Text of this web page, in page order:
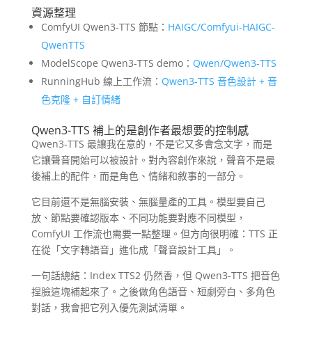
資源整理
ComfyUI Qwen3-TTS 節點： HAIGC/Comfyui-HAIGC-
QwenTTS
ModelScope Qwen3-TTS demo： Qwen/Qwen3-TTS
RunningHub 線上工作流： Qwen3-TTS 音色設計 + 音
色克隆 + 自訂情緒
Qwen3-TTS 補上的是創作者最想要的控制感
Qwen3-TTS 最讓我在意的，不是它又多會念文字，而是
它讓聲音開始可以被設計。對內容創作來說，聲音不是最
後補上的配件，而是角色、情緒和敘事的一部分。
它目前還不是無腦安裝、無腦量產的工具。模型要自己
放、節點要確認版本、不同功能要對應不同模型，
ComfyUI 工作流也需要一點整理。但方向很明確：TTS 正
在從「文字轉語音」進化成「聲音設計工具」。
一句話總結：Index TTS2 仍然香，但 Qwen3-TTS 把音色
捏臉這塊補起來了。之後做角色語音、短劇旁白、多角色
對話，我會把它列入優先測試清單。